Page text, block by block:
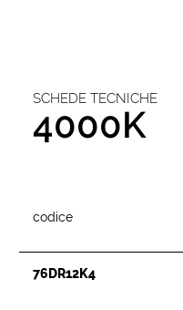
SCHEDE TECNICHE
4000K
codice
76DR12K4